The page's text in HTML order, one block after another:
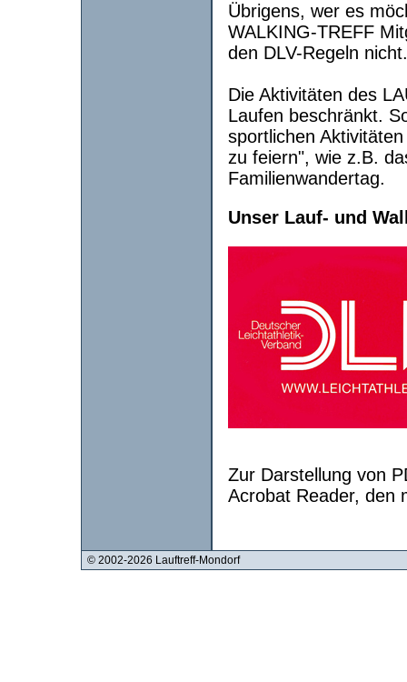
Übrigens, wer es
WALKING-TREFF
den DLV-Regeln nicht.
Die Aktivitäten des
Laufen beschränkt.
sportlichen
zu feiern", wie z.B.
Familienwandertag.
Unser Lauf- und
Zur Darstellung von
Acrobat Reader, den
© 2002-2026 Lauftreff-Mondorf